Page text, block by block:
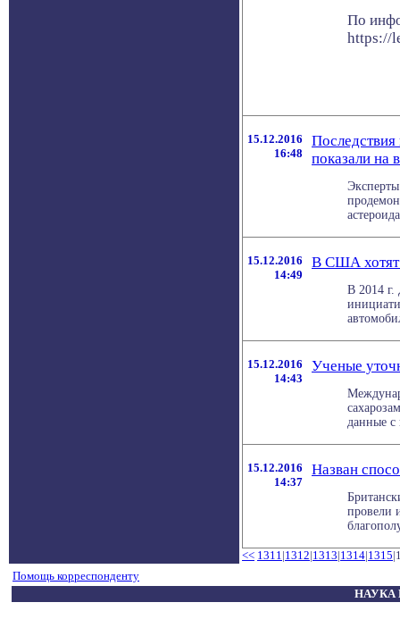
По
https://
15.12.2016
16:48
Последствия
показали на
15.12.2016
14:49
В США хотят
В 2014 г.
15.12.2016
14:43
Ученые
данные с
15.12.2016
14:37
Назван
провели
<< 1311|1312|1313|1314|1315
Помощь корреспонденту
НАУКА